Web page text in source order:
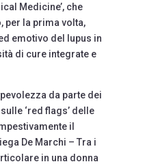
Medicine’, che
per la prima volta,
emotivo del lupus in
di cure integrate e
da parte dei
‘red flags’ delle
il
De Marchi – Tra i
in una donna